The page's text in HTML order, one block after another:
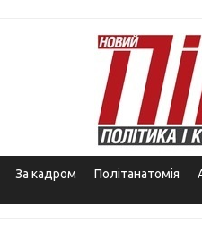
За кадром Політанатомія